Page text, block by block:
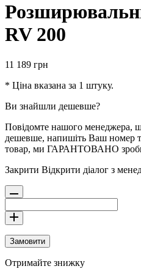
RV 200
11 189 грн
* Ціна вказана за 1 штуку.
Ви знайшли дешевше?
Повідомте нашого менеджера,
дешевше, напишіть Ваш номер
товар, ми ГАРАНТОВАНО
Закрити Відкрити діалог з
Замовити
Отримайте знижку